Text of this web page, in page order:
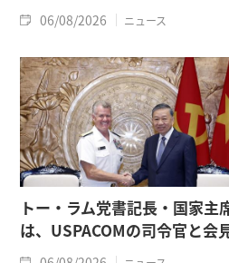
06/08/2026 ニュース
トー・ラム党書記長・国家主
は、USPACOMの司令官と会